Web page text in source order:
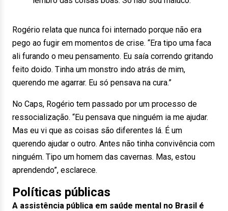
Rogério relata que nunca foi internado porque não era
pego ao fugir em momentos de crise. “Era tipo uma faca
ali furando o meu pensamento. Eu saía correndo gritando
feito doido. Tinha um monstro indo atrás de mim,
querendo me agarrar. Eu só pensava na cura.”
No Caps, Rogério tem passado por um processo de
ressocialização. “Eu pensava que ninguém ia me ajudar.
Mas eu vi que as coisas são diferentes lá. É um
querendo ajudar o outro. Antes não tinha convivência com
ninguém. Tipo um homem das cavernas. Mas, estou
aprendendo”, esclarece.
Políticas públicas
A assistência pública em saúde mental no Brasil é